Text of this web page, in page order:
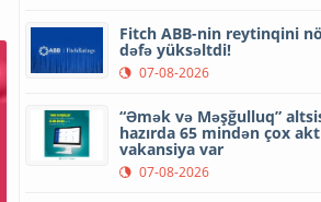
Fitch ABB-nin reytinqini
dəfə yüksəltdi!
07-08-2026
“Əmək və Məşğulluq”
hazırda 65 mindən çox
vakansiya var
07-08-2026